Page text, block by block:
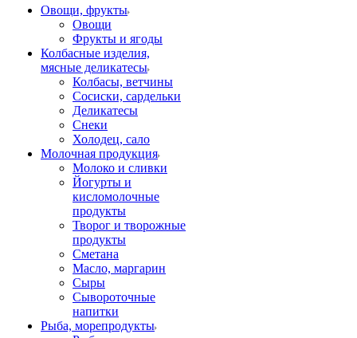
Овощи, фрукты
Овощи
Фрукты и ягоды
Колбасные изделия,
мясные деликатесы
Колбасы, ветчины
Сосиски, сардельки
Деликатесы
Снеки
Холодец, сало
Молочная продукция
Молоко и сливки
Йогурты и
кисломолочные
продукты
Творог и творожные
продукты
Сметана
Масло, маргарин
Сыры
Сывороточные
напитки
Рыба, морепродукты